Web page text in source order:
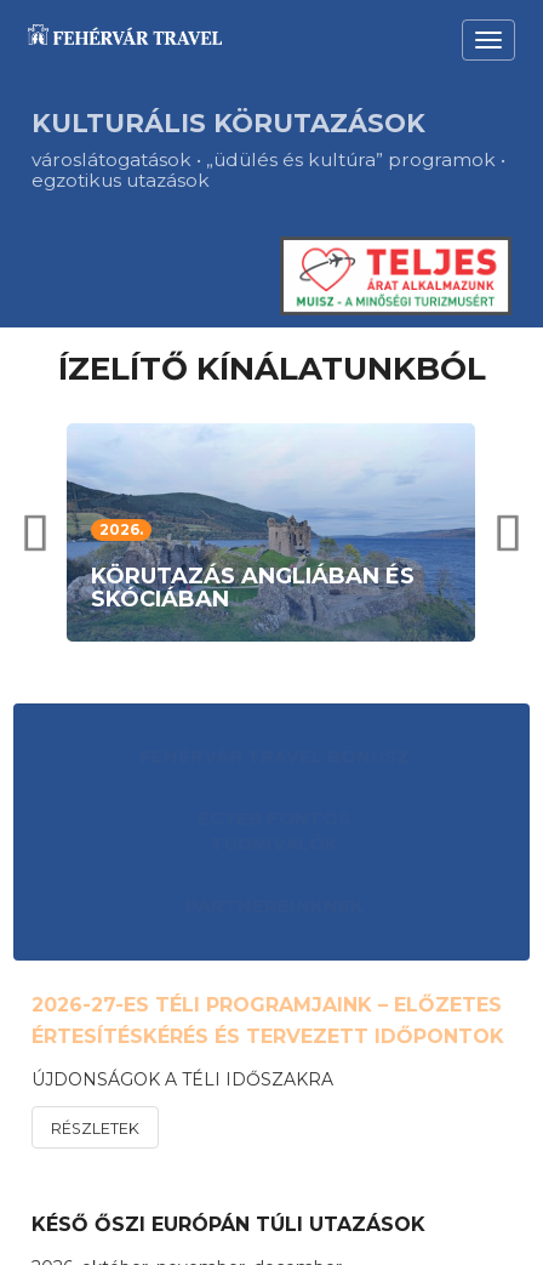
KULTURÁLIS KÖRUTAZÁSOK
városlátogatások • „üdülés és kultúra” programok •
egzotikus utazások
ÍZELÍTŐ KÍNÁLATUNKBÓL
2026.
KÖRUTAZÁS ANGLIÁBAN ÉS
SKÓCIÁBAN
2026-27-ES TÉLI PROGRAMJAINK – ELŐZETES
ÉRTESÍTÉSKÉRÉS ÉS TERVEZETT IDŐPONTOK
ÚJDONSÁGOK A TÉLI IDŐSZAKRA
RÉSZLETEK
KÉSŐ ŐSZI EURÓPÁN TÚLI UTAZÁSOK